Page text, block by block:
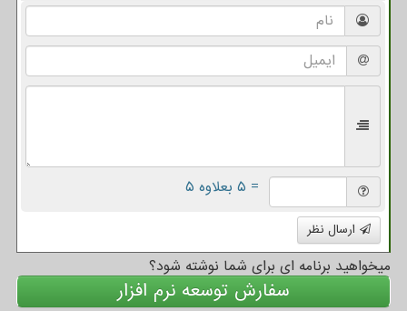
= ۵ بعلاوه ۵
ارسال نظر
میخواهید برنامه ای برای شما نوشته شود؟
سفارش توسعه نرم افزار